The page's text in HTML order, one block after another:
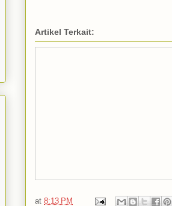
Artikel Terkait:
at 8:13 PM